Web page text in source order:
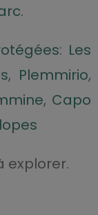
.
: Les
, Plemmirio,
, Capo
explorer.